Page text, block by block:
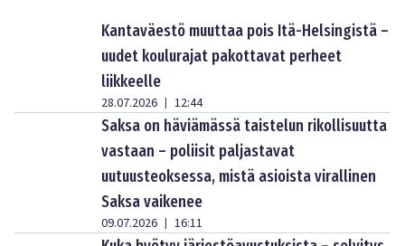
Kantaväestö muuttaa pois Itä-Helsingistä –
uudet koulurajat pakottavat perheet
liikkeelle
28.07.2026 | 12:44
Saksa on häviämässä taistelun rikollisuutta
vastaan – poliisit paljastavat
uutuusteoksessa, mistä asioista virallinen
Saksa vaikenee
09.07.2026 | 16:11